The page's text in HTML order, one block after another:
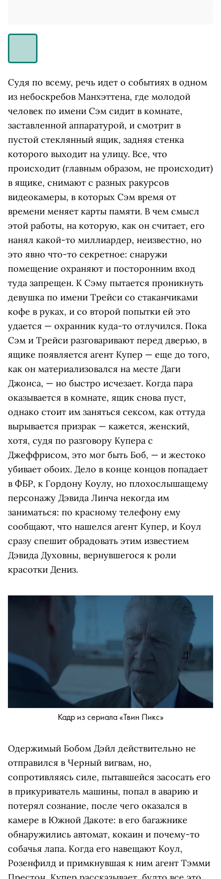
Судя по всему, речь идет о событиях в одном
из небоскребов Манхэттена, где молодой
человек по имени Сэм сидит в комнате,
заставленной аппаратурой, и смотрит в
пустой стеклянный ящик, задняя стенка
которого выходит на улицу. Все, что
происходит (главным образом, не происходит)
в ящике, снимают с разных ракурсов
видеокамеры, в которых Сэм время от
времени меняет карты памяти. В чем смысл
этой работы, на которую, как он считает, его
нанял какой-то миллиардер, неизвестно, но
это явно что-то секретное: снаружи
помещение охраняют и посторонним вход
туда запрещен. К Сэму пытается проникнуть
девушка по имени Трейси со стаканчиками
кофе в руках, и со второй попытки ей это
удается — охранник куда-то отлучился. Пока
Сэм и Трейси разговаривают перед дверью, в
ящике появляется агент Купер — еще до того,
как он материализовался на месте Даги
Джонса, — но быстро исчезает. Когда пара
оказывается в комнате, ящик снова пуст,
однако стоит им заняться сексом, как оттуда
вырывается призрак — кажется, женский,
хотя, судя по разговору Купера с
Джеффрисом, это мог быть Боб, — и жестоко
убивает обоих. Дело в конце концов попадает
в ФБР, к Гордону Коулу, но плохослышащему
персонажу Дэвида Линча некогда им
заниматься: по красному телефону ему
сообщают, что нашелся агент Купер, и Коул
сразу спешит обрадовать этим известием
Дэвида Духовны, вернувшегося к роли
красотки Дениз.
Кадр из сериала «Твин Пикс»
Одержимый Бобом Дэйл действительно не
отправился в Черный вигвам, но,
сопротивляясь силе, пытавшейся засосать его
в прикуриватель машины, попал в аварию и
потерял сознание, после чего оказался в
камере в Южной Дакоте: в его багажнике
обнаружились автомат, кокаин и почему-то
собачья лапа. Когда его навещают Коул,
Розенфилд и примкнувшая к ним агент Тэмми